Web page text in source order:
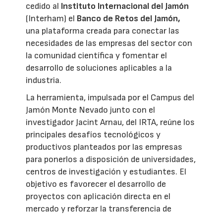
cedido al Instituto Internacional del Jamón
(Interham) el Banco de Retos del Jamón,
una plataforma creada para conectar las
necesidades de las empresas del sector con
la comunidad científica y fomentar el
desarrollo de soluciones aplicables a la
industria.
La herramienta, impulsada por el Campus del
Jamón Monte Nevado junto con el
investigador Jacint Arnau, del IRTA, reúne los
principales desafíos tecnológicos y
productivos planteados por las empresas
para ponerlos a disposición de universidades,
centros de investigación y estudiantes. El
objetivo es favorecer el desarrollo de
proyectos con aplicación directa en el
mercado y reforzar la transferencia de